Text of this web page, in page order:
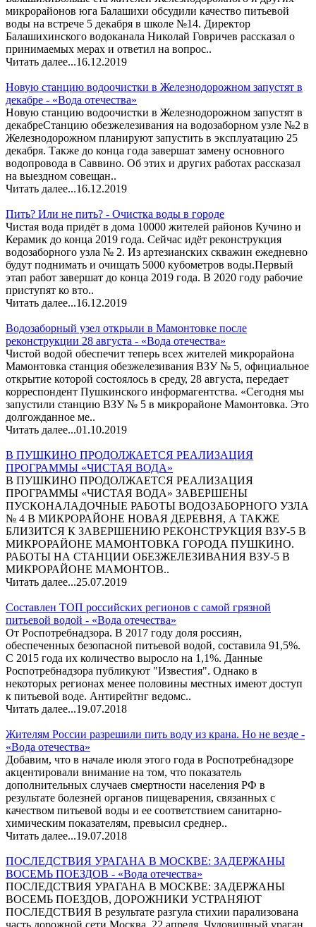
микрорайонов юга Балашихи обсудили качество питьевой
воды на встрече 5 декабря в школе №14. Директор
Балашихинского водоканала Николай Говричев рассказал о
принимаемых мерах и ответил на вопрос..
Читать далее...16.12.2019
Новую станцию водоочистки в Железнодорожном запустят в
декабре - «Вода отечества»
Новую станцию водоочистки в Железнодорожном запустят в
декабреСтанцию обезжелезивания на водозаборном узле №2 в
Железнодорожном планируют запустить в эксплуатацию 25
декабря. Также до конца года завершат замену основного
водопровода в Саввино. Об этих и других работах рассказал
на выездном совещан..
Читать далее...16.12.2019
Пить? Или не пить? - Очистка воды в городе
Чистая вода придёт в дома 10000 жителей районов Кучино и
Керамик до конца 2019 года. Сейчас идёт реконструкция
водозаборного узла № 2. Из артезианских скважин ежедневно
будут поднимать и очищать 5000 кубометров воды.Первый
этап работ завершат до конца 2019 года. В 2020 году рабочие
приступят ко вто..
Читать далее...16.12.2019
Водозаборный узел открыли в Мамонтовке после
реконструкции 28 августа - «Вода отечества»
Чистой водой обеспечит теперь всех жителей микрорайона
Мамонтовка станция обезжелезивания ВЗУ № 5, официальное
открытие которой состоялось в среду, 28 августа, передает
корреспондент Пушкинского информагентства. «Сегодня мы
запустили станцию ВЗУ № 5 в микрорайоне Мамонтовка. Это
долгожданное ме..
Читать далее...01.10.2019
В ПУШКИНО ПРОДОЛЖАЕТСЯ РЕАЛИЗАЦИЯ
ПРОГРАММЫ «ЧИСТАЯ ВОДА»
В ПУШКИНО ПРОДОЛЖАЕТСЯ РЕАЛИЗАЦИЯ
ПРОГРАММЫ «ЧИСТАЯ ВОДА» ЗАВЕРШЕНЫ
ПУСКОНАЛАДОЧНЫЕ РАБОТЫ ВОДОЗАБОРНОГО УЗЛА
№ 4 В МИКРОРАЙОНЕ НОВАЯ ДЕРЕВНЯ, А ТАКЖЕ
БЛИЗИТСЯ К ЗАВЕРШЕНИЮ РЕКОНСТРУКЦИЯ ВЗУ-5 В
МИКРОРАЙОНЕ МАМОНТОВКА ГОРОДА ПУШКИНО.
РАБОТЫ НА СТАНЦИИ ОБЕЗЖЕЛЕЗИВАНИЯ ВЗУ-5 В
МИКРОРАЙОНЕ МАМОНТОВ..
Читать далее...25.07.2019
Составлен ТОП российских регионов с самой грязной
питьевой водой - «Вода отечества»
От Роспотребнадзора. В 2017 году доля россиян,
обеспеченных безопасной питьевой водой, составила 91,5%.
С 2015 года их количество выросло на 1,1%. Данные
Роспотребнадзора публикуют "Известия". Однако в
некоторых регионах менее половины местных имеют доступ
к питьевой воде. Антирейтнг ведомс..
Читать далее...19.07.2018
Жителям России разрешили пить воду из крана. Но не везде -
«Вода отечества»
Добавим, что в начале июля этого года в Роспотребнадзоре
акцентировали внимание на том, что показатель
дополнительных случаев смертности населения РФ в
результате болезней органов пищеварения, связанных с
качеством питьевой воды и ее соответствием санитарно-
химическим показателям, превысил среднер..
Читать далее...19.07.2018
ПОСЛЕДСТВИЯ УРАГАНА В МОСКВЕ: ЗАДЕРЖАНЫ
ВОСЕМЬ ПОЕЗДОВ - «Вода отечества»
ПОСЛЕДСТВИЯ УРАГАНА В МОСКВЕ: ЗАДЕРЖАНЫ
ВОСЕМЬ ПОЕЗДОВ, ДОРОЖНИКИ УСТРАНЯЮТ
ПОСЛЕДСТВИЯ В результате разгула стихии парализована
часть дорожной сети Москва, 22 апреля. Чудовищный ураган,